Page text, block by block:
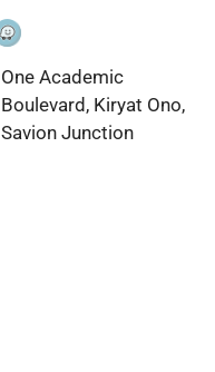
One Academic
Boulevard, Kiryat Ono,
Savion Junction